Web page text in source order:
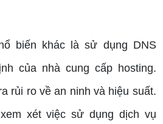
biến khác là sử dụng DNS
của nhà cung cấp hosting.
rủi ro về an ninh và hiệu suất.
xét việc sử dụng dịch vụ